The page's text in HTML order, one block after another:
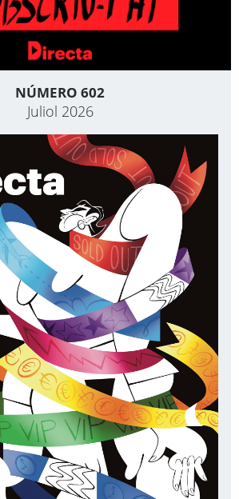
NÚMERO 602
Juliol 2026